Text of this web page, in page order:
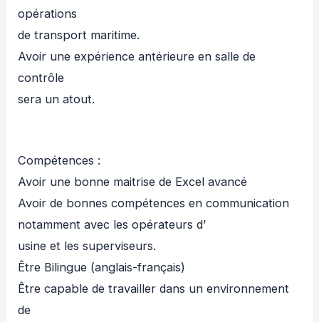
opérations
de transport maritime.
Avoir une expérience antérieure en salle de
contrôle
sera un atout.
Compétences :
Avoir une bonne maitrise de Excel avancé
Avoir de bonnes compétences en communication
notamment avec les opérateurs d’
usine et les superviseurs.
Être Bilingue (anglais-français)
Être capable de travailler dans un environnement
de